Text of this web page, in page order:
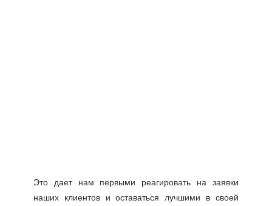
Это дает нам первыми реагировать на заявки
наших клиентов и оставаться лучшими в своей